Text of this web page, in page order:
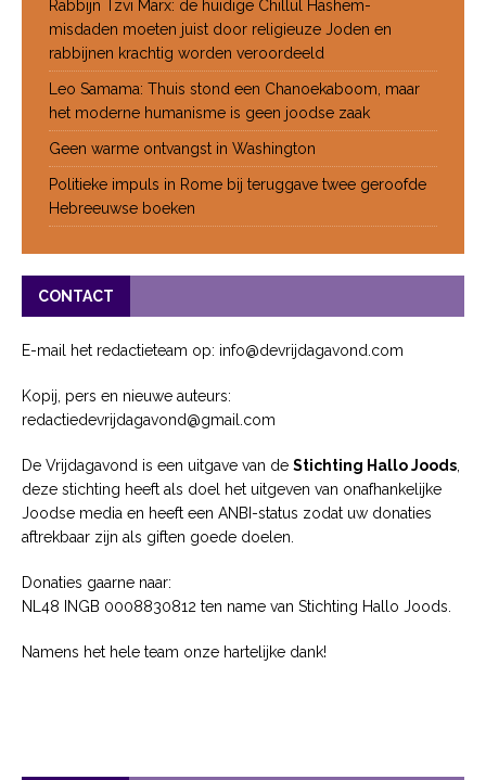
Rabbijn Tzvi Marx: de huidige Chillul Hashem-
misdaden moeten juist door religieuze Joden en
rabbijnen krachtig worden veroordeeld
Leo Samama: Thuis stond een Chanoekaboom, maar
het moderne humanisme is geen joodse zaak
Geen warme ontvangst in Washington
Politieke impuls in Rome bij teruggave twee geroofde
Hebreeuwse boeken
CONTACT
E-mail het redactieteam op: info@devrijdagavond.com
Kopij, pers en nieuwe auteurs:
redactiedevrijdagavond@gmail.com
De Vrijdagavond is een uitgave van de Stichting Hallo Joods
deze stichting heeft als doel het uitgeven van onafhankelijke
Joodse media en heeft een ANBI-status zodat uw donaties
aftrekbaar zijn als giften goede doelen.
Donaties gaarne naar:
NL48 INGB 0008830812 ten name van Stichting Hallo Joods.
Namens het hele team onze hartelijke dank!